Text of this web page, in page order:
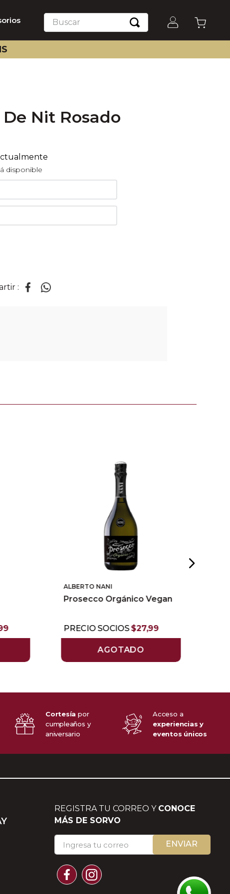
Buscar
Nit Rosado
disponible
ALBERTO NANI
Prosecco Orgánico Vegan
PRECIO SOCIOS$27,99
AGOTADO
Cortesía por
cumpleaños y
aniversario
Acceso a
experiencias y
eventos únicos
REGISTRA TU CORREO Y CONOCE
MÁS DE SORVO
ENVIAR